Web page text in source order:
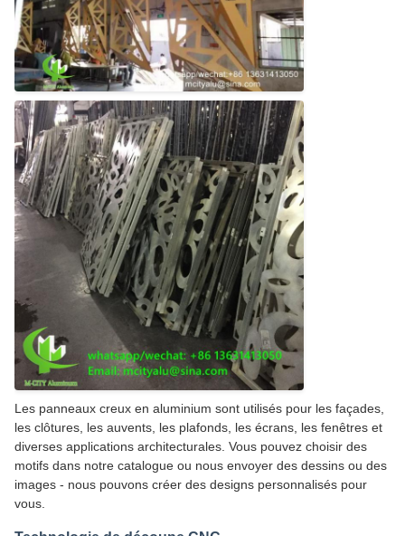
Les panneaux creux en aluminium sont utilisés pour les façades,
les clôtures, les auvents, les plafonds, les écrans, les fenêtres et
diverses applications architecturales. Vous pouvez choisir des
motifs dans notre catalogue ou nous envoyer des dessins ou des
images - nous pouvons créer des designs personnalisés pour
vous.